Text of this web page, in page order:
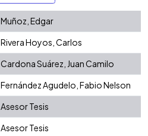
Muñoz, Edgar
Rivera Hoyos, Carlos
Cardona Suárez, Juan Camilo
Fernández Agudelo, Fabio Nelson
Asesor Tesis
Asesor Tesis